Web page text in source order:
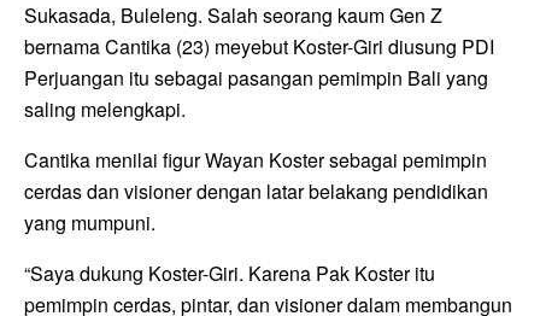
Sukasada, Buleleng. Salah seorang kaum Gen Z
bernama Cantika (23) meyebut Koster-Giri diusung PDI
Perjuangan itu sebagai pasangan pemimpin Bali yang
saling melengkapi.
Cantika menilai figur Wayan Koster sebagai pemimpin
cerdas dan visioner dengan latar belakang pendidikan
yang mumpuni.
“Saya dukung Koster-Giri. Karena Pak Koster itu
pemimpin cerdas, pintar, dan visioner dalam membangun